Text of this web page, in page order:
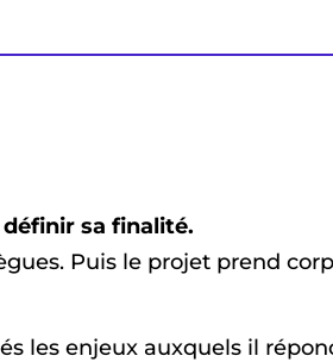
sa finalité.
Puis le projet prend
les enjeux auxquels il